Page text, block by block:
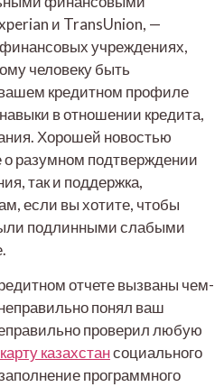
и TransUnion, —
учреждениях,
человеку быть
кредитном профиле
в отношении кредита,
Хорошей новостью
о разумном подтверждении
так и поддержка,
если вы хотите, чтобы
подлинными слабыми
отчете вызваны чем-
понял ваш
проверил любую
казахстансоциального
программного